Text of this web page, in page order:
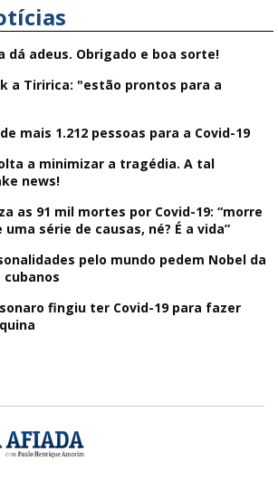
dá adeus. Obrigado e boa sorte!
a Tiririca: "estão prontos para a
mais 1.212 pessoas para a Covid-19
a minimizar a tragédia. A tal
news!
as 91 mil mortes por Covid-19: “morre
série de causas, né? É a vida”
pelo mundo pedem Nobel da
cubanos
fingiu ter Covid-19 para fazer